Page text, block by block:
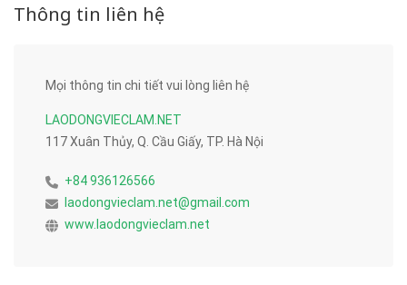
Thông tin liên hệ
Mọi thông tin chi tiết vui lòng liên hệ
LAODONGVIECLAM.NET
117 Xuân Thủy, Q. Cầu Giấy, TP. Hà Nội
+84 936126566
laodongvieclam.net@gmail.com
www.laodongvieclam.net